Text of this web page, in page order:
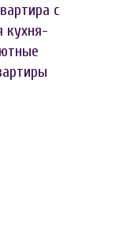
с
кухня-